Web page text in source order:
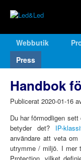
Webbutik
Press
Handbok
Publicerat 2020-01-16
Du har förmodligen sett
betyder det? IP-
användare att veta
utrymme / miljö. I mer
Protection, vilket